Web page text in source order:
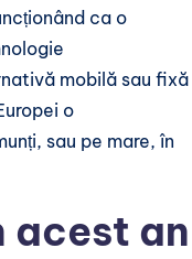
ca o
mobilă sau fixă
o
sau pe mare, în
acest an